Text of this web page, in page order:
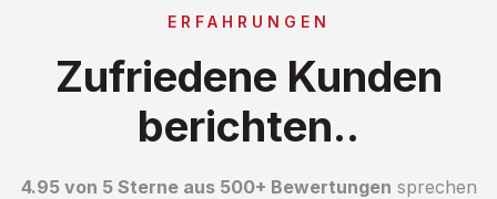
ERFAHRUNGEN
Zufriedene Kunden
berichten..
4.95 von 5 Sterne aus 500+ Bewertungen sprechen